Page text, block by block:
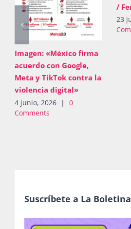
/ Female Gaze
23 junio, 2026 | 0
Comments
Suscríbete a La Boletina